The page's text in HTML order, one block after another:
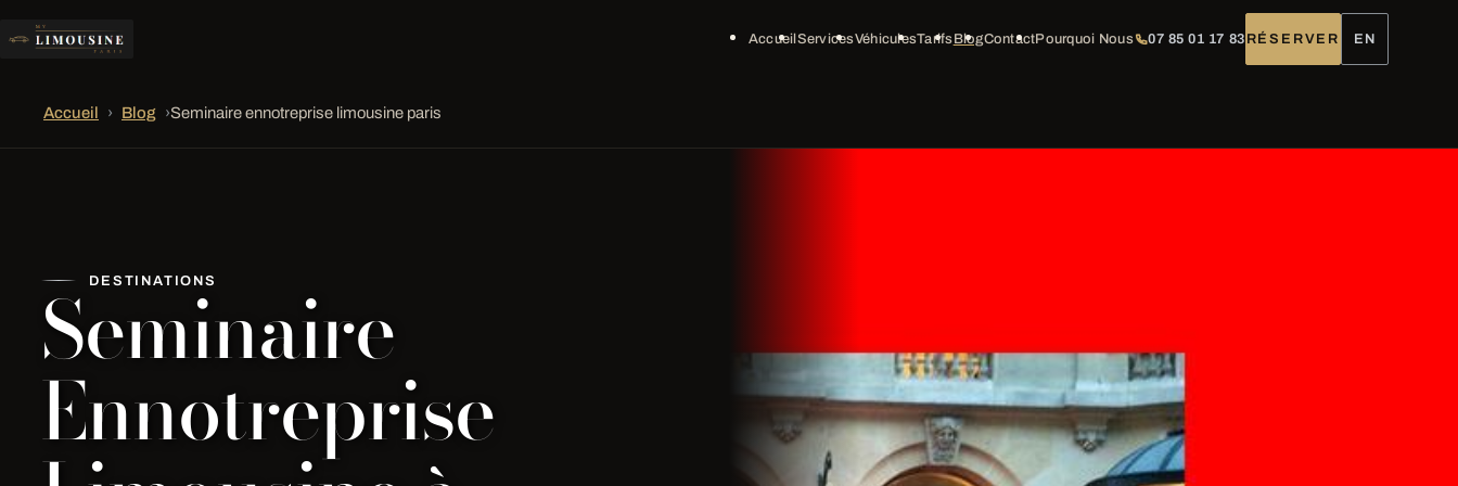
AccueilServicesVéhiculesTarifsBlogContactPourquoi Nous 07 85 01 17 83 RÉSERVER EN
Accueil › Blog ›Seminaire ennotreprise limousine paris
DESTINATIONS
Seminaire
Ennotreprise